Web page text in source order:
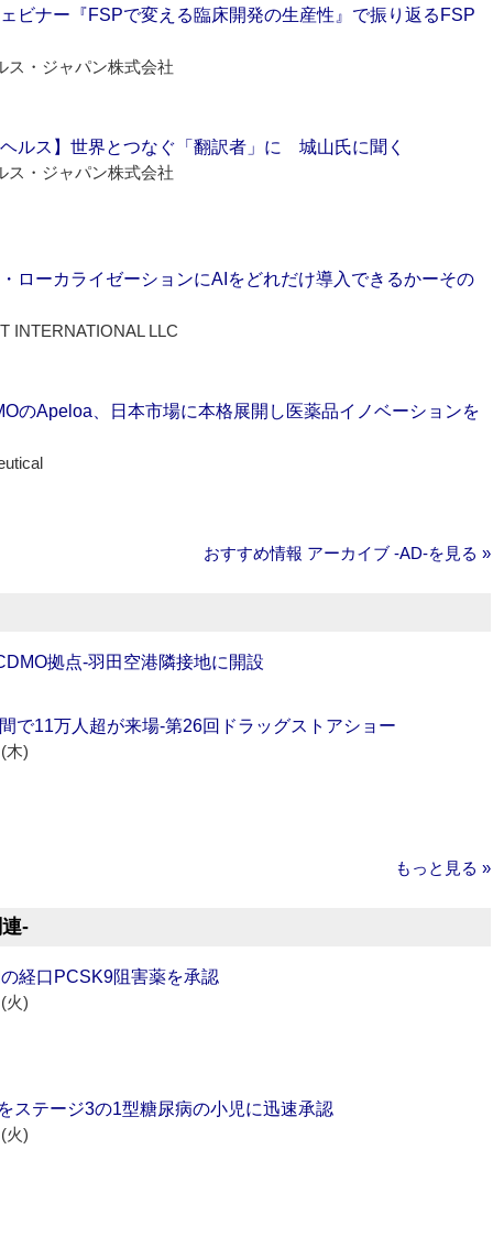
ェビナー『FSPで変える臨床開発の生産性』で振り返るFSP
ス・ジャパン株式会社
ヘルス】世界とつなぐ「翻訳者」に 城山氏に聞く
ス・ジャパン株式会社
ローカライゼーションにAIをどれだけ導入できるかーその
INTERNATIONAL LLC
のApeloa、日本市場に本格展開し医薬品イノベーションを
おすすめ情報 アーカイブ ‐AD‐を見る »
拠点‐羽田空港隣接地に開設
で11万人超が来場‐第26回ドラッグストアショー
木)
もっと見る »
‐
経口PCSK9阻害薬を承認
火)
ステージ3の1型糖尿病の小児に迅速承認
火)